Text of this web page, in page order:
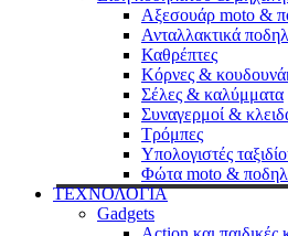
Αξεσουάρ moto &
Ανταλλακτικά
Καθρέπτες
Κόρνες &
Σέλες & καλύμματα
Συναγερμοί &
Τρόμπες
Υπολογιστές
Φώτα moto &
ΤΕΧΝΟΛΟΓΙΑ
Gadgets